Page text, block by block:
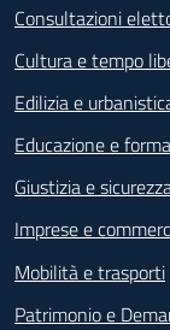
Consultazioni
Cultura e tempo
Edilizia e
Educazione e
Giustizia e
Imprese e
Mobilità e trasporti
Patrimonio e